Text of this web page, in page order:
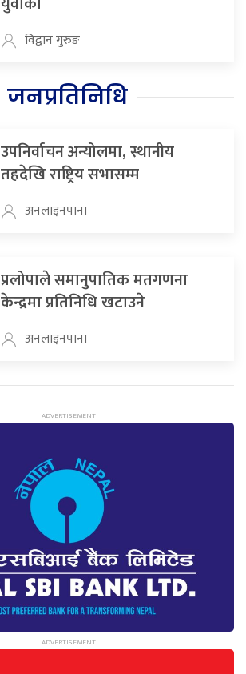
विद्वान गुरुङ
जनप्रतिनिधि
उपनिर्वाचन अन्योलमा, स्थानीय
तहदेखि राष्ट्रिय सभासम्म
अनलाइनपाना
प्रलोपाले समानुपातिक मतगणना
केन्द्रमा प्रतिनिधि खटाउने
अनलाइनपाना